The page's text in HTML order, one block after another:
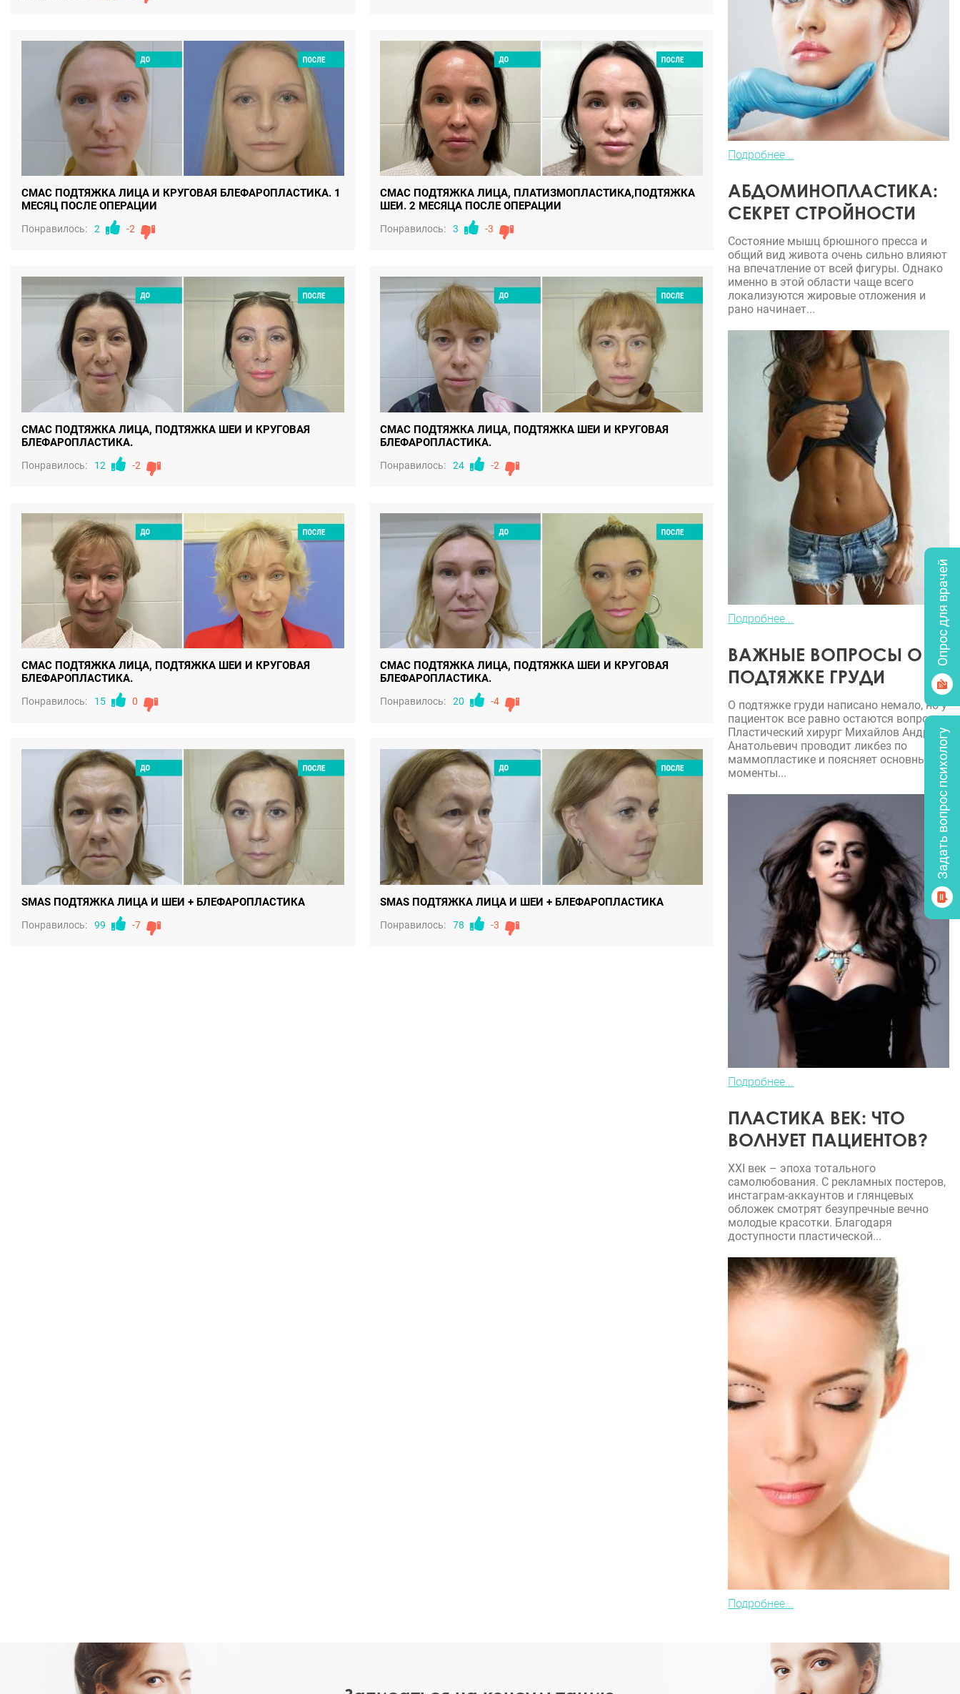
СМАС ПОДТЯЖКА ЛИЦА И КРУГОВАЯ БЛЕФАРОПЛАСТИКА. 1
МЕСЯЦ ПОСЛЕ ОПЕРАЦИИ
Понравилось: 2 -2
СМАС ПОДТЯЖКА ЛИЦА, ПЛАТИЗМОПЛАСТИКА,ПОДТЯЖКА
ШЕИ. 2 МЕСЯЦА ПОСЛЕ ОПЕРАЦИИ
Понравилось: 3 -3
СМАС ПОДТЯЖКА ЛИЦА, ПОДТЯЖКА ШЕИ И КРУГОВАЯ
БЛЕФАРОПЛАСТИКА.
Понравилось: 12 -2
СМАС ПОДТЯЖКА ЛИЦА, ПОДТЯЖКА ШЕИ И КРУГОВАЯ
БЛЕФАРОПЛАСТИКА.
Понравилось: 24 -2
СМАС ПОДТЯЖКА ЛИЦА, ПОДТЯЖКА ШЕИ И КРУГОВАЯ
БЛЕФАРОПЛАСТИКА.
Понравилось: 15 0
СМАС ПОДТЯЖКА ЛИЦА, ПОДТЯЖКА ШЕИ И КРУГОВАЯ
БЛЕФАРОПЛАСТИКА.
Понравилось: 20 -4
SMAS ПОДТЯЖКА ЛИЦА И ШЕИ + БЛЕФАРОПЛАСТИКА
Понравилось: 99 -7
SMAS ПОДТЯЖКА ЛИЦА И ШЕИ + БЛЕФАРОПЛАСТИКА
Понравилось: 78 -3
Подробнее...
АБДОМИНОПЛАСТИКА:
СЕКРЕТ СТРОЙНОСТИ
Состояние мышц брюшного пресса и
общий вид живота очень сильно влияют
на впечатление от всей фигуры. Однако
именно в этой области чаще всего
локализуются жировые отложения и
рано начинает...
Подробнее...
ВАЖНЫЕ ВОПРОСЫ О
ПОДТЯЖКЕ ГРУДИ
О подтяжке груди написано немало, но у
пациенток все равно остаются вопросы.
Пластический хирург Михайлов Андрей
Анатольевич проводит ликбез по
маммопластике и поясняет основные
моменты...
Подробнее...
ПЛАСТИКА ВЕК: ЧТО
ВОЛНУЕТ ПАЦИЕНТОВ?
XXI век – эпоха тотального
самолюбования. С рекламных постеров,
инстаграм-аккаунтов и глянцевых
обложек смотрят безупречные вечно
молодые красотки. Благодаря
доступности пластической...
Подробнее...
Опрос для врачей
Задать вопрос психологу